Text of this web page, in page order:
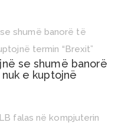
se shumë banorë
e kuptojnë